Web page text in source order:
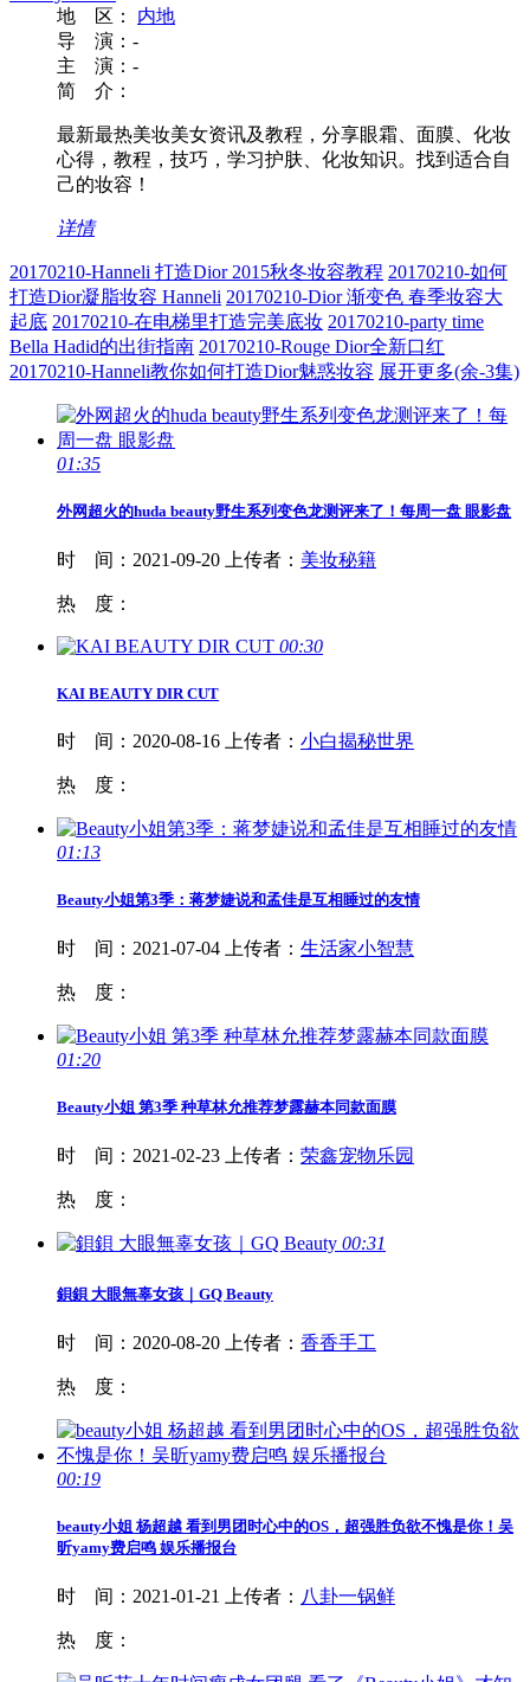
地 区：
内地
导 演： -
主 演： -
简 介：
最新最热美妆美女资讯及教程，分享眼霜、面膜、化妆
心得，教程，技巧，学习护肤、化妆知识。找到适合自
己的妆容！
详情
20170210-Hanneli 打造Dior 2015秋冬妆容教程 20170210-如何
打造Dior凝脂妆容 Hanneli 20170210-Dior 渐变色 春季妆容大
起底 20170210-在电梯里打造完美底妆 20170210-party time
Bella Hadid的出街指南 20170210-Rouge Dior全新口红
20170210-Hanneli教你如何打造Dior魅惑妆容 展开更多(余-3集)
01:35
外网超火的huda beauty野生系列变色龙测评来了！每周一盘 眼影盘
时 间： 2021-09-20 上传者： 美妆秘籍
热 度：
00:30
KAI BEAUTY DIR CUT
时 间： 2020-08-16 上传者： 小白揭秘世界
热 度：
01:13
Beauty小姐第3季：蒋梦婕说和孟佳是互相睡过的友情
时 间： 2021-07-04 上传者： 生活家小智慧
热 度：
01:20
Beauty小姐 第3季 种草林允推荐梦露赫本同款面膜
时 间： 2021-02-23 上传者： 荣鑫宠物乐园
热 度：
00:31
鋇鋇 大眼無辜女孩｜GQ Beauty
时 间： 2020-08-20 上传者： 香香手工
热 度：
00:19
beauty小姐 杨超越 看到男团时心中的OS，超强胜负欲不愧是你！吴
昕yamy费启鸣 娱乐播报台
时 间： 2021-01-21 上传者： 八卦一锅鲜
热 度：